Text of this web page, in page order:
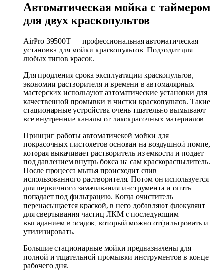
Автоматическая мойка с таймером
для двух краскопультов
AirPro 39500T — профессиональная автоматическая
установка для мойки краскопультов. Подходит для
любых типов красок.
Для продления срока эксплуатации краскопультов,
экономии растворителя и времени в автомалярных
мастерских используют автоматические установки для
качественной промывки и чистки краскопультов. Такие
стационарные устройства очень тщательно вымывают
все внутренние каналы от лакокрасочных материалов.
Принцип работы автоматичекой мойки для
покрасочных пистолетов основан на воздушной помпе,
которая выкачивает растворитель из емкости и подает
под давлением внутрь бокса на сам краскораспылитель.
После процесса мытья происходит слив
использованного растворителя. Потом он используется
для первичного замачивания инструмента и опять
попадает под фильтрацию. Когда очиститель
перенасыщается краской, в него добавляют флокулянт
для свертывания частиц ЛКМ с последующим
выпаданием в осадок, который можно отфильтровать и
утилизировать.
Большие стационарные мойки предназначены для
полной и тщательной промывки инструментов в конце
рабочего дня.